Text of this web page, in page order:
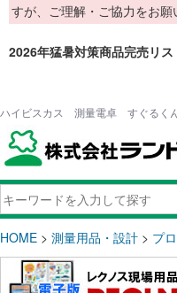
すが、ご理解・ご協力をお願
2026年猛暑対策商品完売リス
ハイビスカス 測量電卓 すぐるく
HOME > 測量用品・設計 > プ